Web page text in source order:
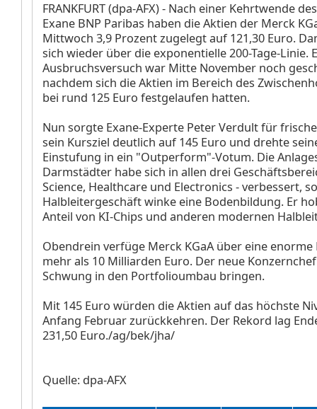
FRANKFURT (dpa-AFX) - Nach einer Kehrtwende
Exane BNP Paribas haben die Aktien der Merck
Mittwoch 3,9 Prozent zugelegt auf 121,30 Euro.
sich wieder über die exponentielle 200-Tage-Linie.
Ausbruchsversuch war Mitte November noch
nachdem sich die Aktien im Bereich des
bei rund 125 Euro festgelaufen hatten.
Nun sorgte Exane-Experte Peter Verdult für
sein Kursziel deutlich auf 145 Euro und drehte
Einstufung in ein "Outperform"-Votum. Die
Darmstädter habe sich in allen drei
Science, Healthcare und Electronics - verbessert,
Halbleitergeschäft winke eine Bodenbildung. Er
Anteil von KI-Chips und anderen modernen
Obendrein verfüge Merck KGaA über eine
mehr als 10 Milliarden Euro. Der neue
Schwung in den Portfolioumbau bringen.
Mit 145 Euro würden die Aktien auf das höchste
Anfang Februar zurückkehren. Der Rekord lag
231,50 Euro./ag/bek/jha/
Quelle: dpa-AFX